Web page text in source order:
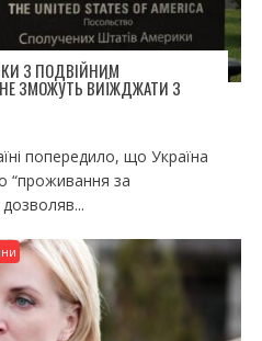
З ПОДВІЙНИМ
ЗМОЖУТЬ ВИЇЖДЖАТИ З
попередило, що Україна
“проживання за